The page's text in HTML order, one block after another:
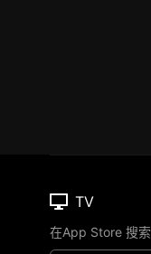
TV
在App Store 搜索